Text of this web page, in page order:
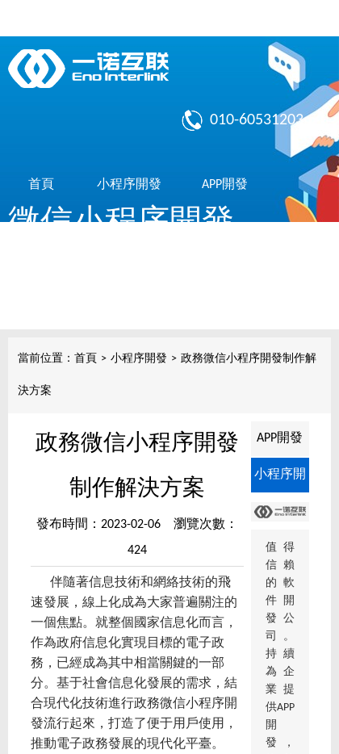
010-60531203
首頁 小程序開發 APP開發
微信小程序開發
當前位置： 首頁 > 小程序開發 > 政務微信小程序開發制作解
決方案
政務微信小程序開發
制作解決方案
發布時間：2023-02-06 瀏覽次數：
424
伴隨著信息技術和網絡技術的飛
速發展，線上化成為大家普遍關注的
一個焦點。就整個國家信息化而言，
作為政府信息化實現目標的電子政
務，已經成為其中相當關鍵的一部
分。基于社會信息化發展的需求，結
合現代化技術進行政務微信小程序開
發流行起來，打造了便于用戶使用，
推動電子政務發展的現代化平臺。
APP開發
小程序開
發
值得
信賴
的軟
件開
發公
司。
持續
為企
業提
供APP
開
發，